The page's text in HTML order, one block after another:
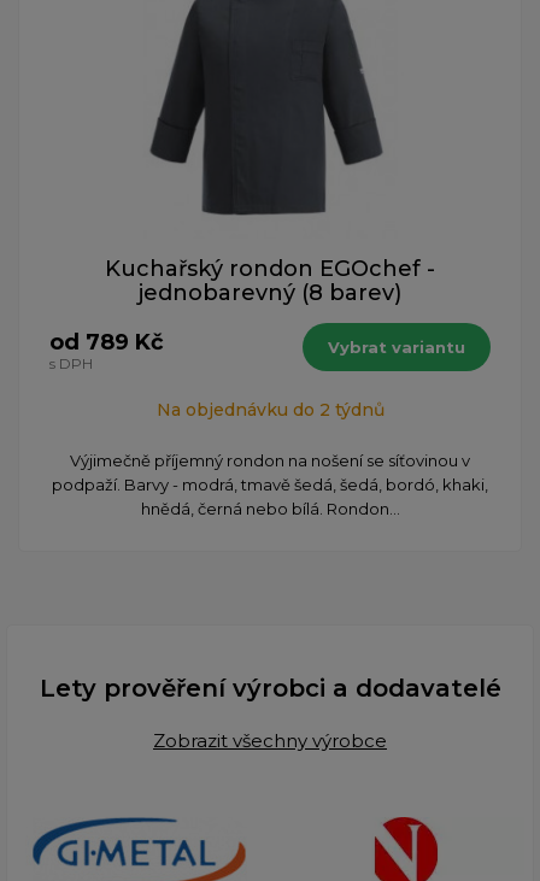
Kuchařský rondon EGOchef -
jednobarevný (8 barev)
od 789 Kč
s DPH
Vybrat variantu
Na objednávku do 2 týdnů
Výjimečně příjemný rondon na nošení se síťovinou v
podpaží. Barvy - modrá, tmavě šedá, šedá, bordó, khaki,
hnědá, černá nebo bílá. Rondon...
Lety prověření výrobci a dodavatelé
Zobrazit všechny výrobce